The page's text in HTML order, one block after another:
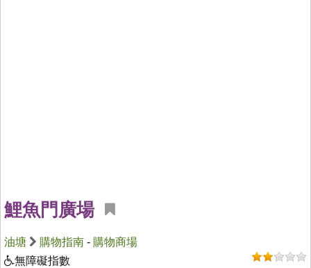
鯉魚門廣場
油塘 購物指南 - 購物商場
無障礙指數